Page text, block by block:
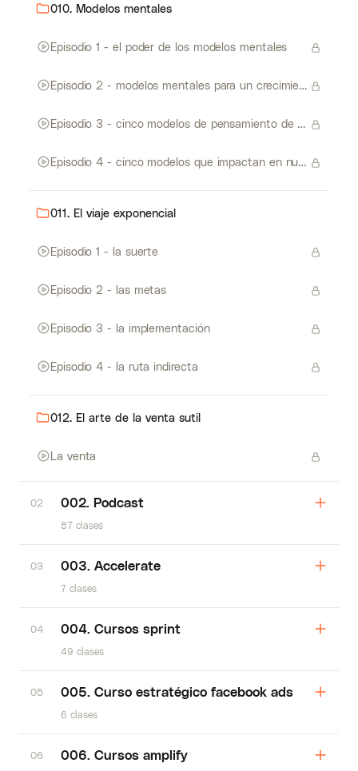
010. Modelos mentales
Episodio 1 - el poder de los modelos mentales
Episodio 2 - modelos mentales para un crecimiento exponencial
Episodio 3 - cinco modelos de pensamiento de sistemas
Episodio 4 - cinco modelos que impactan en nuestro progreso
011. El viaje exponencial
Episodio 1 - la suerte
Episodio 2 - las metas
Episodio 3 - la implementación
Episodio 4 - la ruta indirecta
012. El arte de la venta sutil
La venta
02 002. Podcast
87 clases
03 003. Accelerate
7 clases
04 004. Cursos sprint
49 clases
05 005. Curso estratégico facebook ads
6 clases
06 006. Cursos amplify